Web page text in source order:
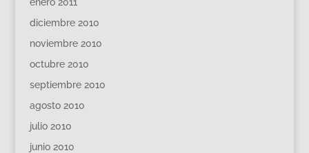
diciembre 2010
noviembre 2010
octubre 2010
septiembre 2010
agosto 2010
julio 2010
junio 2010